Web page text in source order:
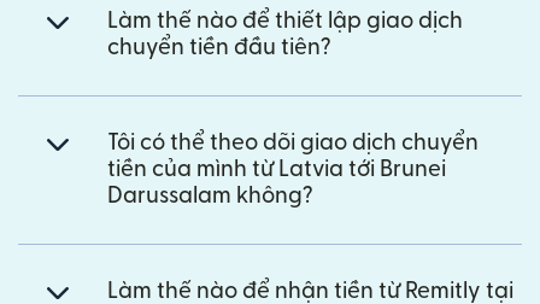
Làm thế nào để thiết lập giao dịch
chuyển tiền đầu tiên?
Tôi có thể theo dõi giao dịch chuyển
tiền của mình từ Latvia tới Brunei
Darussalam không?
Làm thế nào để nhận tiền từ Remitly tại